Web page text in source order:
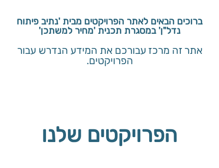
ברוכים הבאים לאתר הפרויקטים מבית 'נתיב פיתוח
נדל"ן' במסגרת תכנית 'מחיר למשתכן'
אתר זה מרכז עבורכם את המידע הנדרש עבור
הפרויקטים.
הפרויקטים שלנו